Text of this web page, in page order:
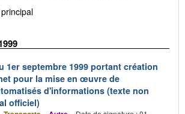
1er septembre 1999 portant création
pour la mise en œuvre de
d'informations (texte non
officiel)